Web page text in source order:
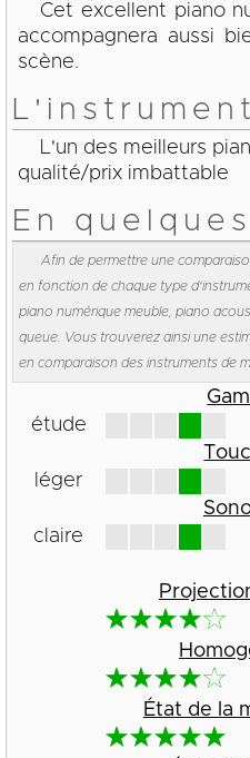
Cet excellent piano
accompagnera aussi
scène.
L'instrument
L'un des meilleurs
qualité/prix imbattable
En
Afin de permettre une
en fonction de chaque type
piano numérique meuble, piano
queue. Vous trouverez ainsi une
en comparaison des instruments de
étude
léger
claire
État de la